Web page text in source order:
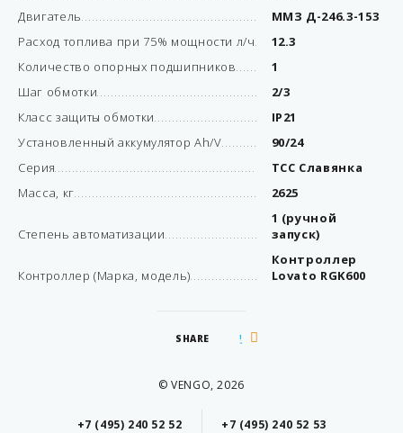
Двигатель
ММЗ Д-246.3-153
Расход топлива при 75% мощности л/ч
12.3
Количество опорных подшипников
1
Шаг обмотки
2/3
Класс защиты обмотки
IP21
Установленный аккумулятор Ah/V
90/24
Серия
ТСС Славянка
Масса, кг
2625
Степень автоматизации
1 (ручной
запуск)
Контроллер (Марка, модель)
Контроллер
Lovato RGK600
SHARE
© VENGO, 2026
+7 (495) 240 52 52 +7 (495) 240 52 53